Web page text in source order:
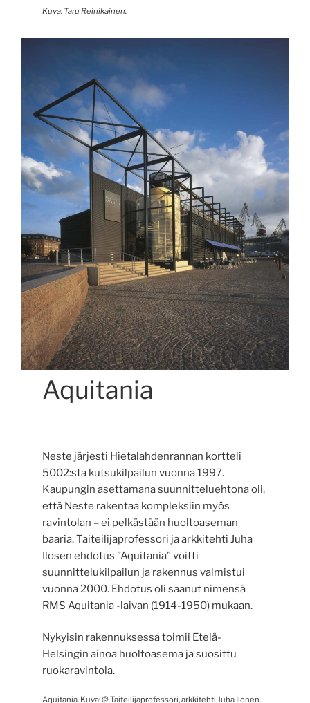
Kuva: Taru Reinikainen.
Aquitania
Neste järjesti Hietalahdenrannan kortteli
5002:sta kutsukilpailun vuonna 1997.
Kaupungin asettamana suunnitteluehtona oli,
että Neste rakentaa kompleksiin myös
ravintolan – ei pelkästään huoltoaseman
baaria. Taiteilijaprofessori ja arkkitehti Juha
Ilosen ehdotus ”Aquitania” voitti
suunnittelukilpailun ja rakennus valmistui
vuonna 2000. Ehdotus oli saanut nimensä
RMS Aquitania -laivan (1914-1950) mukaan.
Nykyisin rakennuksessa toimii Etelä-
Helsingin ainoa huoltoasema ja suosittu
ruokaravintola.
Aquitania. Kuva:© Taiteilijaprofessori, arkkitehti Juha Ilonen.